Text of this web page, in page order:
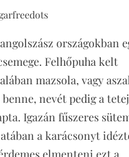
országokban
Felhőpuha kelt
mazsola, vagy
nevét pedig a
Igazán fűszeres
a karácsonyt
elmenteni ezt a